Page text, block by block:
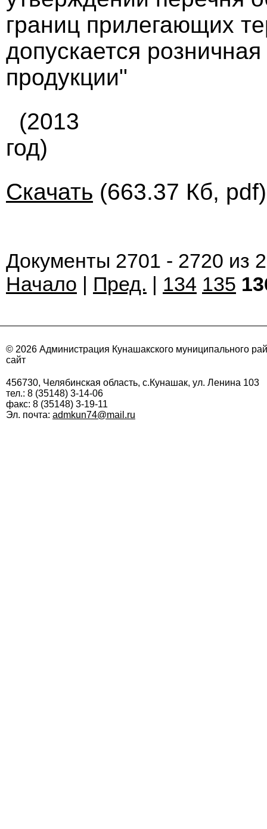
границ прилегающих
допускается
продукции"
(2013
год)
Скачать (663.37 Кб,
Документы 2701 - 2720 из
Начало | Пред. | 134 135
© 2026 Администрация Кунашакского муниципального
сайт
456730, Челябинская область, с.Кунашак, ул. Ленина 103
тел.: 8 (35148) 3-14-06
факс: 8 (35148) 3-19-11
Эл. почта: admkun74@mail.ru